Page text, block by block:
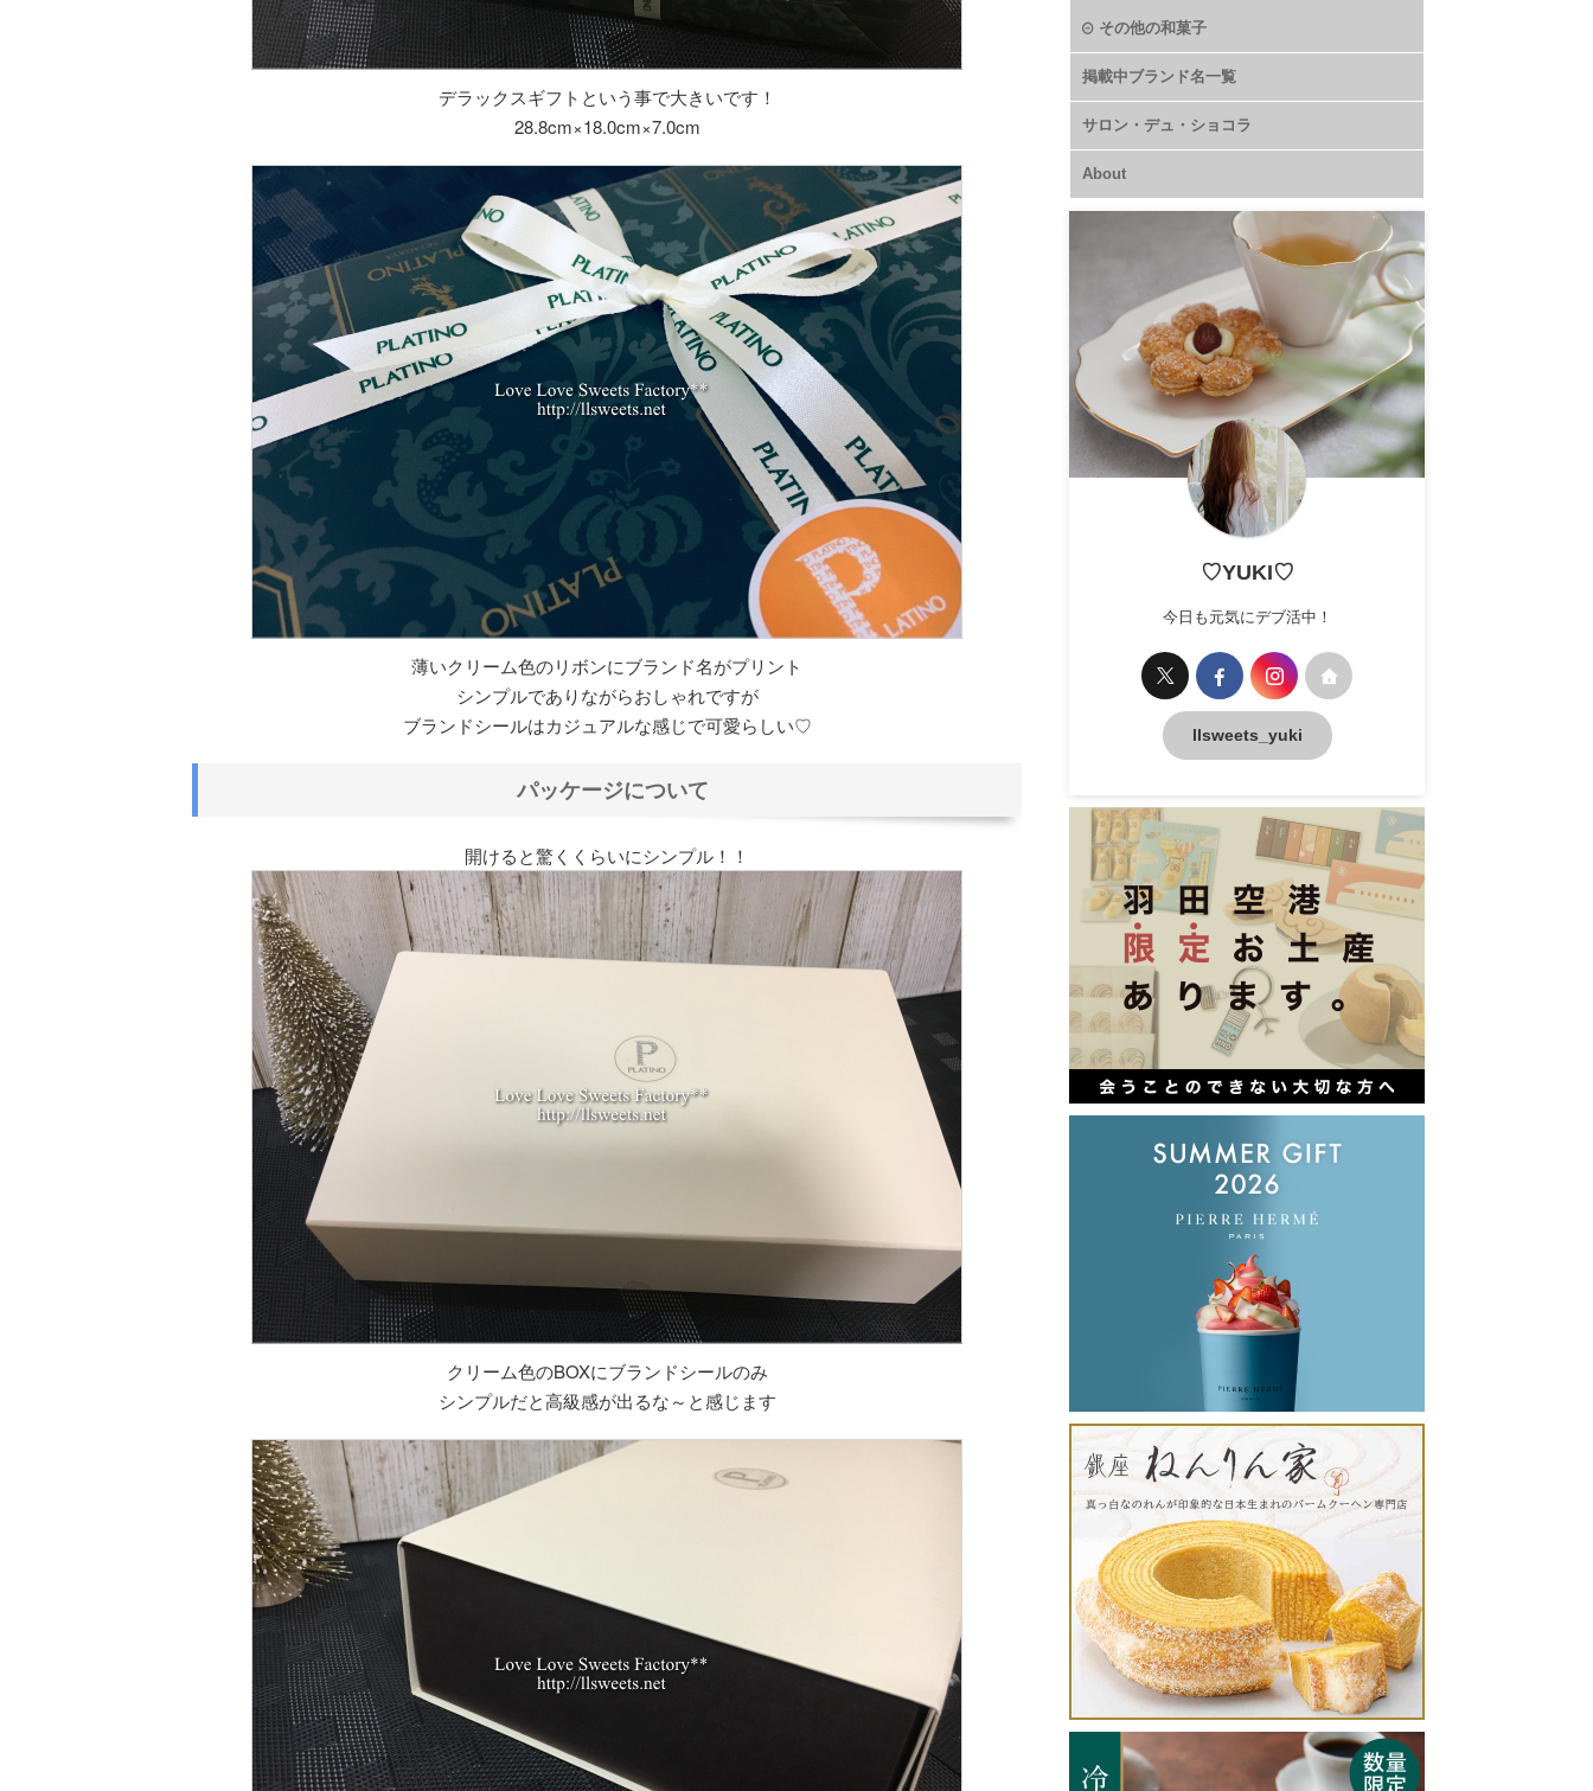
デラックスギフトという事で大きいです！
28.8cm×18.0cm×7.0cm
薄いクリーム色のリボンにブランド名がプリント
シンプルでありながらおしゃれですが
ブランドシールはカジュアルな感じで可愛らしい♡
パッケージについて
開けると驚くくらいにシンプル！！
クリーム色のBOXにブランドシールのみ
シンプルだと高級感が出るな～と感じます
その他の和菓子
掲載中ブランド名一覧
サロン・デュ・ショコラ
About
♡YUKI♡
今日も元気にデブ活中！
llsweets_yuki